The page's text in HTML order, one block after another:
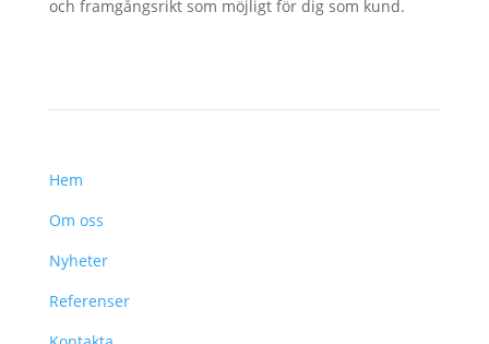
och framgångsrikt som möjligt för dig som kund.
Hem
Om oss
Nyheter
Referenser